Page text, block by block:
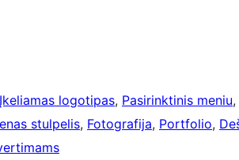
Įkeliamas logotipas, Pasirinktinis meniu,
stulpelis, Fotografija, Portfolio,